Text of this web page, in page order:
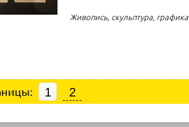
Живопись, скульптура, графика
1 2